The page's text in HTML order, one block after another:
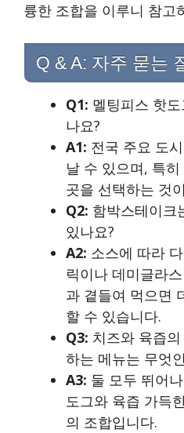
륭한 조합을 이루니 참고
Q & A: 자주 묻는
Q1: 멜팅피스 핫
나요?
A1: 전국 주요 도
날 수 있으며, 특
곳을 선택하는 것
Q2: 함박스테이크
있나요?
A2: 소스에 따라
릭이나 데미글라
과 곁들여 먹으면
할 수 있습니다.
Q3: 치즈와 육즙
하는 메뉴는 무엇
A3: 둘 모두 뛰어
도그와 육즙 가득
의 조합입니다.